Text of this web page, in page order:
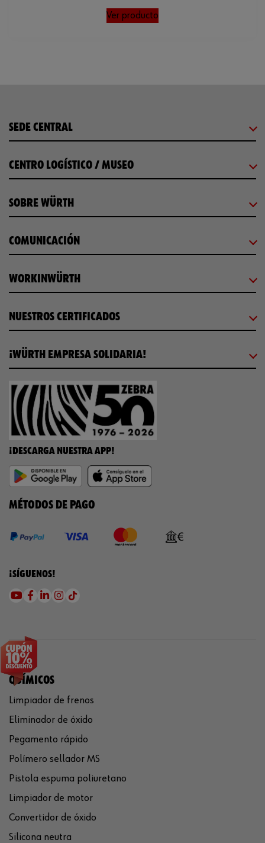
Ver producto
SEDE CENTRAL
CENTRO LOGÍSTICO / MUSEO
SOBRE WÜRTH
COMUNICACIÓN
WORKINWÜRTH
NUESTROS CERTIFICADOS
¡WÜRTH EMPRESA SOLIDARIA!
¡DESCARGA NUESTRA APP!
MÉTODOS DE PAGO
¡SÍGUENOS!
QUÍMICOS
Limpiador de frenos
Eliminador de óxido
Pegamento rápido
Polímero sellador MS
Pistola espuma poliuretano
Limpiador de motor
Convertidor de óxido
Silicona neutra